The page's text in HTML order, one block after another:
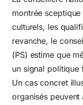
montrée
culturels, les
revanche, le
(PS) estime que
un signal politique
Un cas concret
organisés